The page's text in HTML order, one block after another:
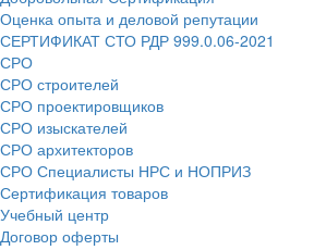
Оценка опыта и деловой репутации
СЕРТИФИКАТ СТО РДР 999.0.06-2021
СРО
СРО строителей
СРО проектировщиков
СРО изыскателей
СРО архитекторов
СРО Специалисты НРС и НОПРИЗ
Сертификация товаров
Учебный центр
Договор оферты